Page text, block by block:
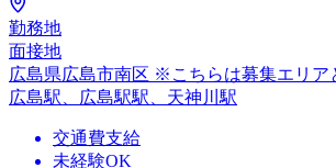
勤務地
面接地
広島県広島市南区 ※こちらは募集エリア
広島駅、広島駅駅、天神川駅
交通費支給
未経験OK